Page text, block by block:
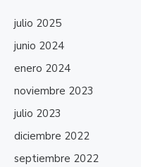
julio 2025
junio 2024
enero 2024
noviembre 2023
julio 2023
diciembre 2022
septiembre 2022